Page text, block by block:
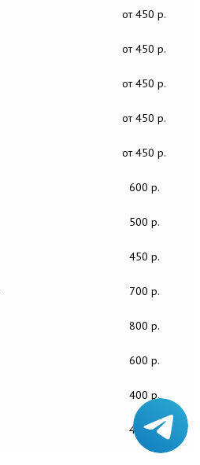
от 450 р.
от 450 р.
от 450 р.
от 450 р.
от 450 р.
600 р.
500 р.
450 р.
700 р.
800 р.
600 р.
400 р.
450 р.